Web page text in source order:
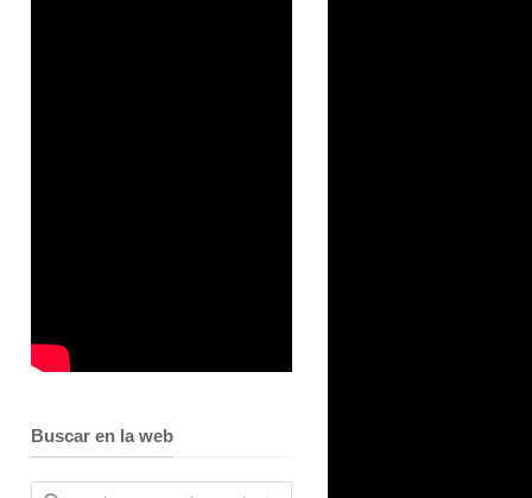
Buscar en la web